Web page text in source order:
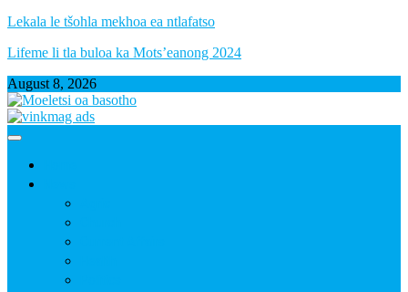
Lekala le tšohla mekhoa ea ntlafatso
Lifeme li tla buloa ka Mots’eanong 2024
August 8, 2026